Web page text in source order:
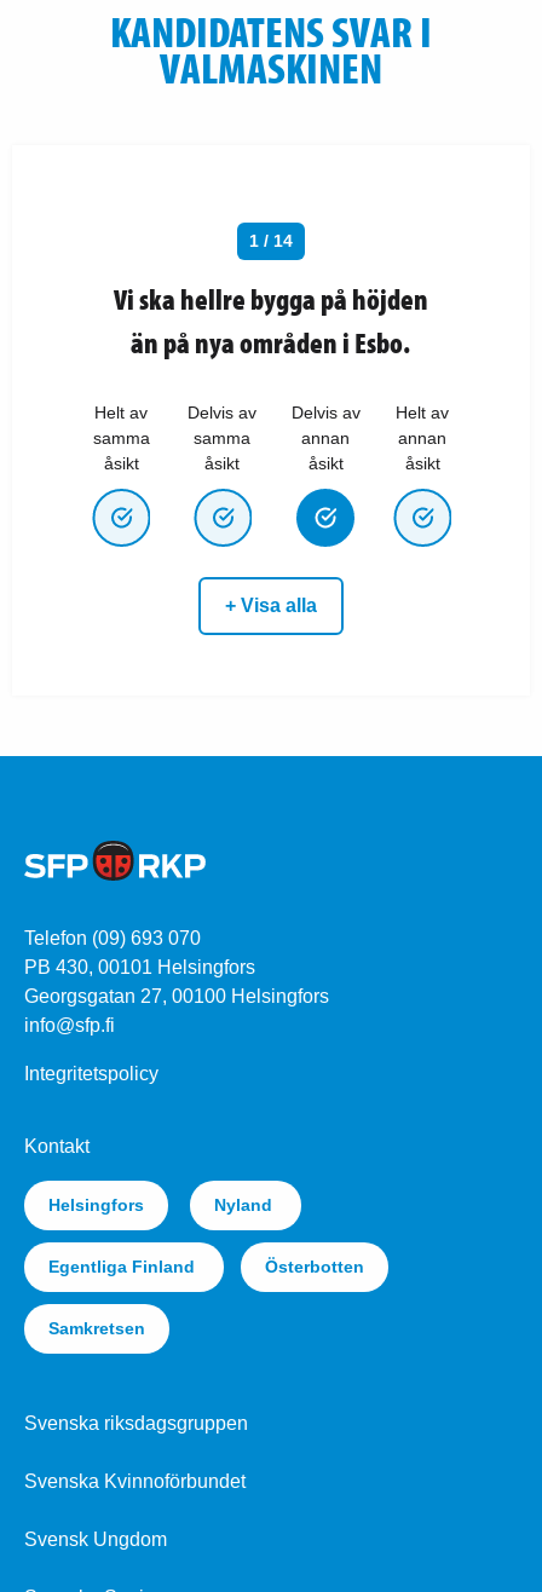
KANDIDATENS SVAR I
VALMASKINEN
1 / 14
Vi ska hellre bygga på höjden
än på nya områden i Esbo.
Helt av
samma
åsikt
Delvis av
samma
åsikt
Delvis av
annan
åsikt
Helt av
annan
åsikt
+ Visa alla
Telefon (09) 693 070
PB 430, 00101 Helsingfors
Georgsgatan 27, 00100 Helsingfors
info@sfp.fi
Integritetspolicy
Kontakt
Helsingfors Nyland
Egentliga Finland Österbotten
Samkretsen
Svenska riksdagsgruppen
Svenska Kvinnoförbundet
Svensk Ungdom